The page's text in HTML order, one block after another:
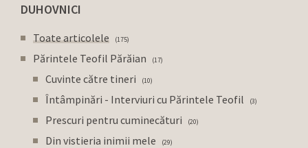
DUHOVNICI
Toate articolele 175
Părintele Teofil Părăian 17
Cuvinte către tineri 10
Întâmpinări - Interviuri cu Părintele Teofil 3
Prescuri pentru cuminecături 20
Din vistieria inimii mele 29